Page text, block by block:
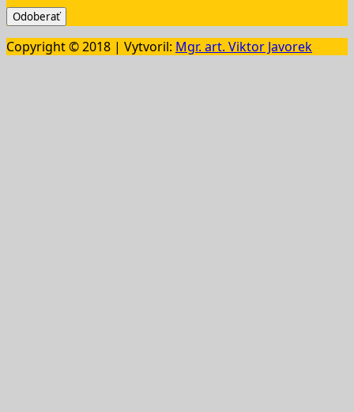
Copyright © 2018 | Vytvoril: Mgr. art. Viktor Javorek